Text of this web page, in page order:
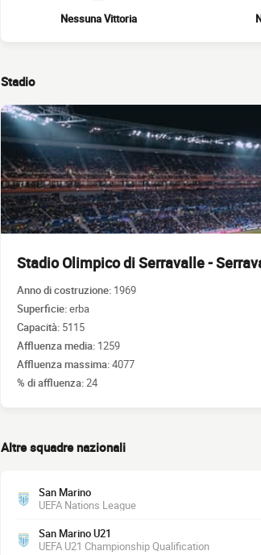
Nessuna Vittoria
Stadio
Stadio Olimpico di Serravalle -
Anno di costruzione: 1969
Superficie:erba
Capacità: 5115
Affluenza media: 1259
Affluenza massima:4077
% di affluenza:24
Altre squadre nazionali
San Marino
UEFA Nations League
San Marino U21
UEFA U21 Championship Qualification